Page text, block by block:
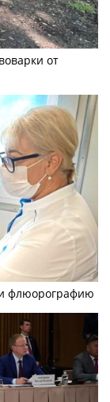
от
флюорографию